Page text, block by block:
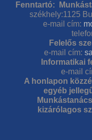
Fenntartó:
székhely:1125
e-mail cím:
Felelős
e-mail cím:
Informatikai
e-mail
A honlapon
egyéb
kizárólagos